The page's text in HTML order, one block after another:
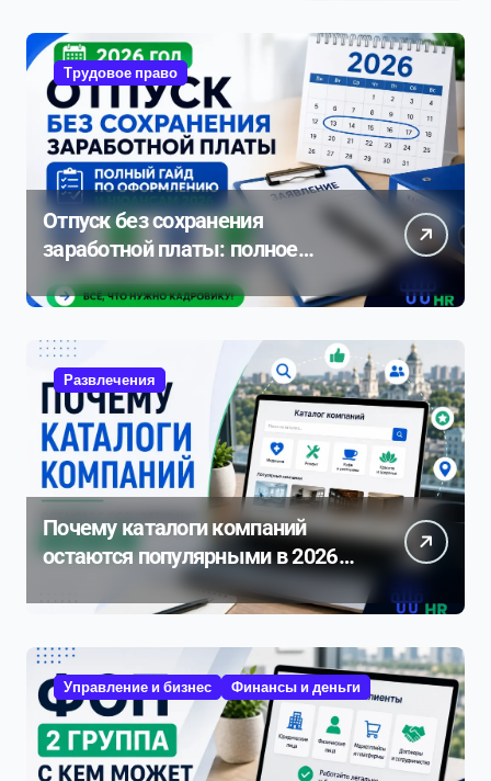
Трудовое право
Отпуск без сохранения
заработной платы: полное
руководство по оформлению и
нюансам 2026
Развлечения
Почему каталоги компаний
остаются популярными в 2026
Управление и бизнес Финансы и деньги